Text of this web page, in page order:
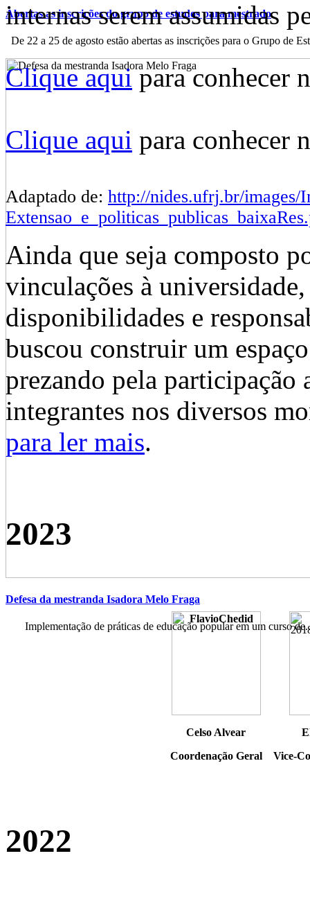
Abertas as inscrições do grupo de estudos para mestrado
De 22 a 25 de agosto estão abertas as inscrições para o Grupo de
Defesa da mestranda Isadora Melo Fraga
Implementação de práticas de educação popular em um curso
internas serem assumidas
Clique aquipara conhecer
Clique aqui para conhecer
Adaptado de: http://nides.ufrj.br/images/
Ainda que seja composto
vinculações à
disponibilidades e
buscou construir um
prezando pela participação
integrantes nos diversos
para ler mais.
2023
Celso Alvear
Coordenação Geral
Vice-
2022